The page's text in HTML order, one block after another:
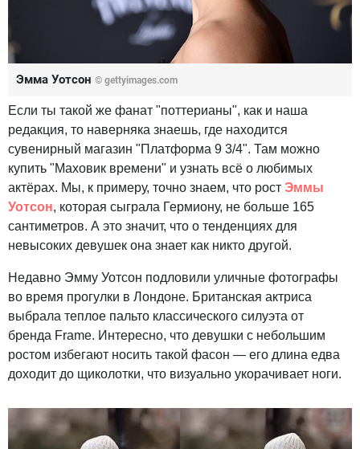
Эмма Уотсон © gettyimages.com
Если ты такой же фанат "поттерианы", как и наша
редакция, то наверняка знаешь, где находится
сувенирный магазин "Платформа 9 3/4". Там можно
купить "Маховик времени" и узнать всё о любимых
актёрах. Мы, к примеру, точно знаем, что рост Эммы
Уотсон, которая сыграла Гермиону, не больше 165
сантиметров. А это значит, что о тенденциях для
невысоких девушек она знает как никто другой.
Недавно Эмму Уотсон подловили уличные фотографы
во время прогулки в Лондоне. Британская актриса
выбрала теплое пальто классического силуэта от
бренда Frame. Интересно, что девушки с небольшим
ростом избегают носить такой фасон — его длина едва
доходит до щиколотки, что визуально укорачивает ноги.